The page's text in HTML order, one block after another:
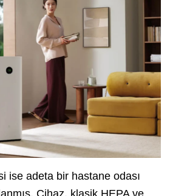
ise adeta bir hastane odası